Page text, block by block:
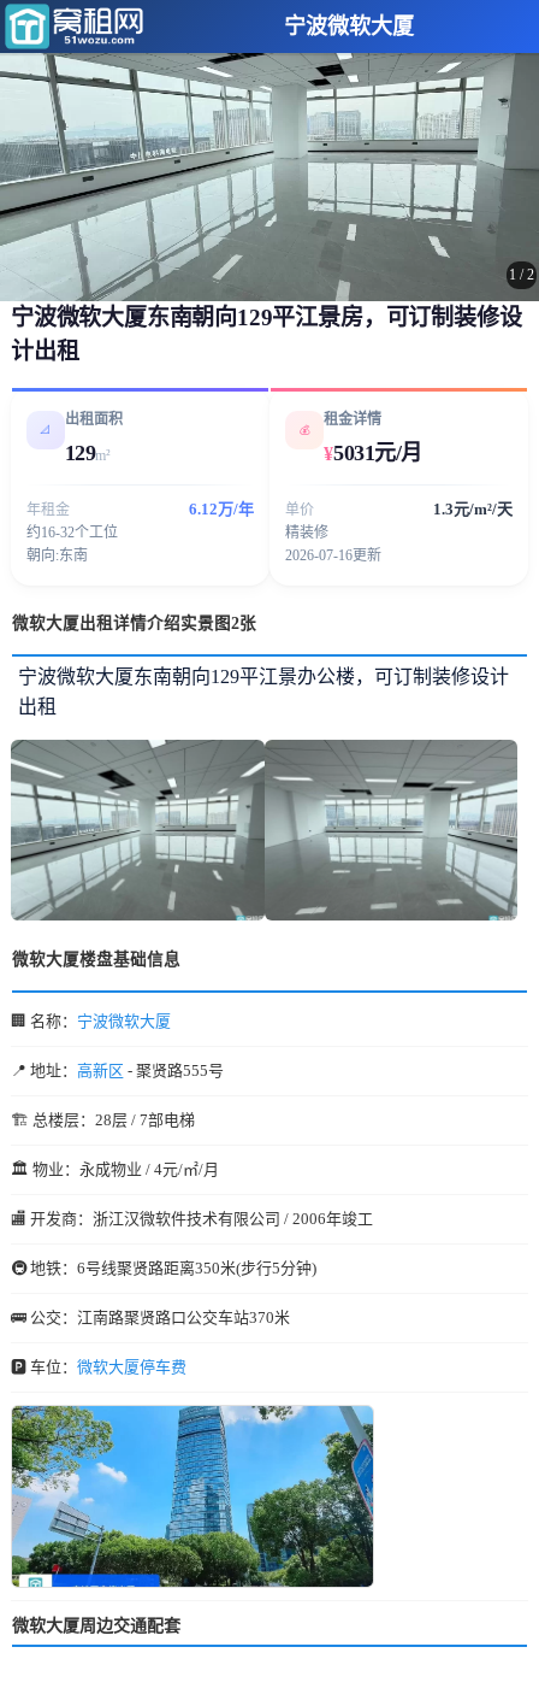
宁波微软大厦
1 /2
宁波微软大厦东南朝向129平江景房，可订制装修设
计出租
📐
出租面积
129m²
年租金 6.12万/年
约16-32个工位
朝向:东南
💰
租金详情
¥5031元/月
单价 1.3元/m²/天
精装修
2026-07-16更新
微软大厦出租详情介绍实景图2张
宁波微软大厦东南朝向129平江景办公楼，可订制装修设计
出租
微软大厦楼盘基础信息
🏢 名称： 宁波微软大厦
📍 地址： 高新区 - 聚贤路555号
🏗️ 总楼层：28层 / 7部电梯
🏛️ 物业：永成物业 / 4元/㎡/月
🏬 开发商：浙江汉微软件技术有限公司 / 2006年竣工
🚇 地铁：6号线聚贤路距离350米(步行5分钟)
🚌 公交：江南路聚贤路口公交车站370米
🅿️ 车位： 微软大厦停车费
微软大厦周边交通配套